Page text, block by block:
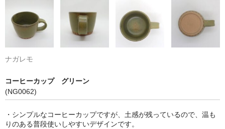
ナガレモ
コーヒーカップ グリーン
(NG0062)
・シンプルなコーヒーカップですが、土感が残っているので、温も
りのある普段使いしやすいデザインです。